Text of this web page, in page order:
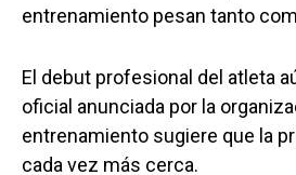
entrenamiento pesan tanto
El debut profesional del atleta
oficial anunciada por la
entrenamiento sugiere que la
cada vez más cerca.